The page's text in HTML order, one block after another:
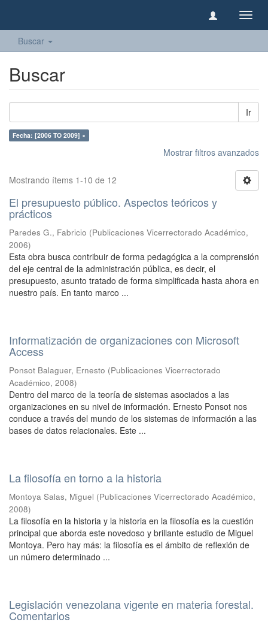
Buscar
Buscar
Ir
Fecha: [2006 TO 2009] ×
Mostrar filtros avanzados
Mostrando ítems 1-10 de 12
El presupuesto público. Aspectos teóricos y
prácticos
Paredes G., Fabricio (Publicaciones Vicerrectorado Académico,
2006)
Esta obra busca contribuir de forma pedagógica a la comprensión
del eje central de la administración pública, es decir, el
presupuesto, asunto tratado de forma simplificada hasta ahora en
nuestro país. En tanto marco ...
Informatización de organizaciones con Microsoft
Access
Ponsot Balaguer, Ernesto (Publicaciones Vicerrectorado
Académico, 2008)
Dentro del marco de la teoría de sistemas asociados a las
organizaciones en su nivel de información. Ernesto Ponsot nos
conduce a través del mundo de los sistemas de información a las
bases de datos relacionales. Este ...
La filosofía en torno a la historia
Montoya Salas, Miguel (Publicaciones Vicerrectorado Académico,
2008)
La filosofía en la historia y la historia en la filosofía es la cuestión
principal que aborda este novedoso y brillante estudio de Miguel
Montoya. Pero hay más: la filosofía es el ámbito de reflexión de
un número determinado ...
Legislación venezolana vigente en materia forestal.
Comentarios